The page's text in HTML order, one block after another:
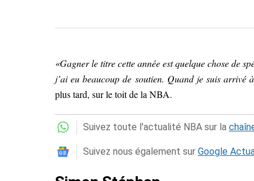
«Gagner le titre cette année est quelque chose de
j’ai eu beaucoup de soutien. Quand je suis
plus tard, sur le toit de la NBA.
Suivez toute l'actualité NBA sur la
Suivez nous également sur Google